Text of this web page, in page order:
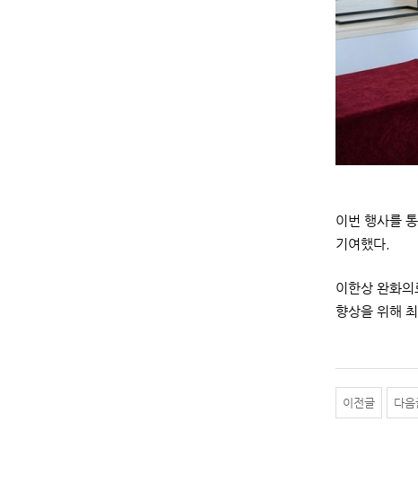
이번 행사를
기여했다.
이한상 완화의
향상을 위해
이전글 다음